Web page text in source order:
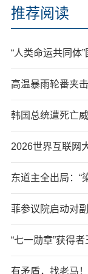
推荐阅读
“人类命运共同体
高温暴雨轮番夹
韩国总统遭死亡
2026世界互联网
东道主全出局：“
菲参议院启动对
“七一勋章”获得
有矛盾，找老马